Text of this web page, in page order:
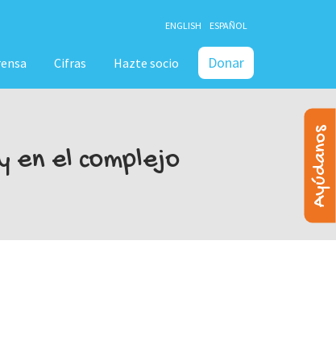
Cifras Hazte socio Donar
ENGLISH ESPAÑOL
Ayúdanos
en el complejo